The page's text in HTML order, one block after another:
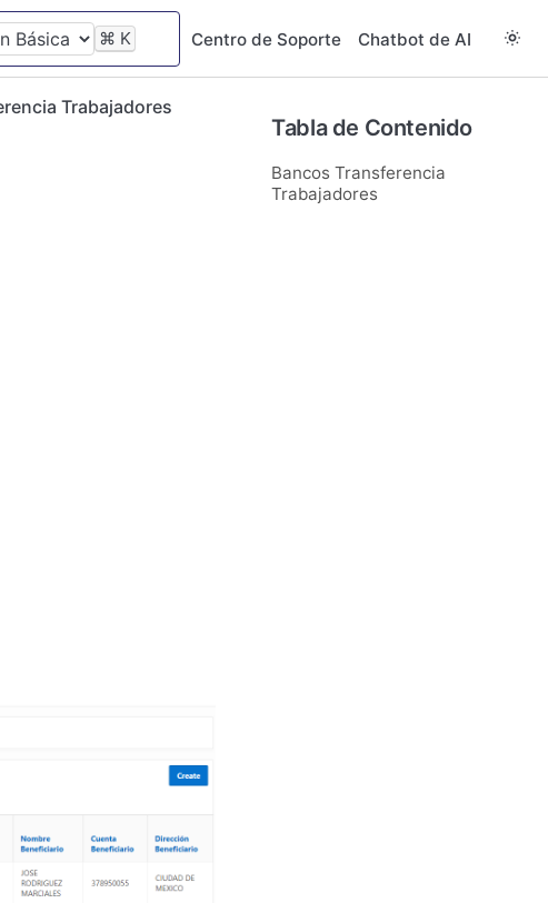
⌘ K Centro de Soporte Chatbot de AI
Tabla de Contenido
Bancos Transferencia
Trabajadores
Trabajadores